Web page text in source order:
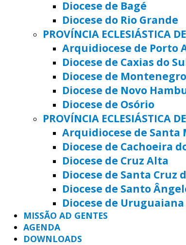
Diocese de Bagé
Diocese do Rio Grande
PROVÍNCIA ECLESIÁSTICA
Arquidiocese de Porto
Diocese de Caxias do
Diocese de Montenegro
Diocese de Novo
Diocese de Osório
PROVÍNCIA ECLESIÁSTICA
Arquidiocese de Santa
Diocese de Cachoeira
Diocese de Cruz Alta
Diocese de Santa Cruz
Diocese de Santo
Diocese de Uruguaiana
MISSÃO AD GENTES
AGENDA
DOWNLOADS